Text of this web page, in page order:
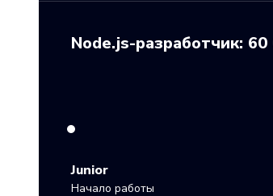
Node.js-разработчик:
Junior
Начало работы